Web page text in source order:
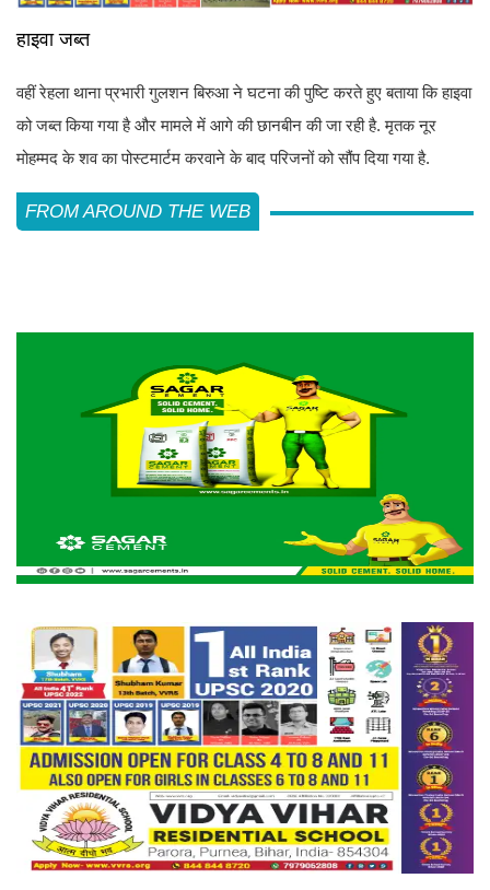
हाइवा जब्त
वहीं रेहला थाना प्रभारी गुलशन बिरुआ ने घटना की पुष्टि करते हुए बताया कि हाइवा
को जब्त किया गया है और मामले में आगे की छानबीन की जा रही है. मृतक नूर
मोहम्मद के शव का पोस्टमार्टम करवाने के बाद परिजनों को सौंप दिया गया है.
FROM AROUND THE WEB